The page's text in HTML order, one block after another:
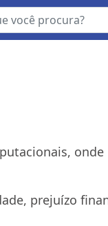
onde
prejuízo